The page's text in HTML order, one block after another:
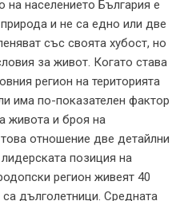
на населението България е
и не са едно или две
със своята хубост, но
за живот. Когато става
регион на територията
има по-показателен фактор
живота и броя на
отношение две детайлни
позиция на
регион живеят 40
дълголетници. Средната